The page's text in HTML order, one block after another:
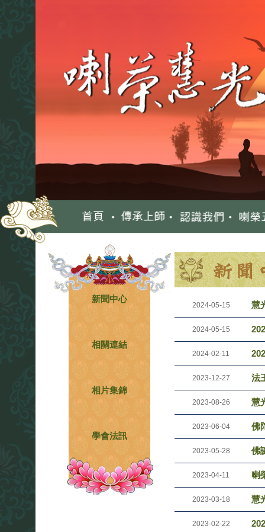
新聞中心
相關連結
相片集錦
學會法訊
2024-05-15 慧
2024-05-15
2024-02-11
2023-12-27 法
2023-08-26 慧
2023-06-04 佛
2023-05-28 佛
2023-04-11 喇
2023-03-18 慧
2023-02-22